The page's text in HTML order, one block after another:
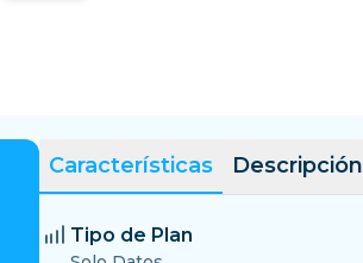
Características Descripción
Tipo de Plan